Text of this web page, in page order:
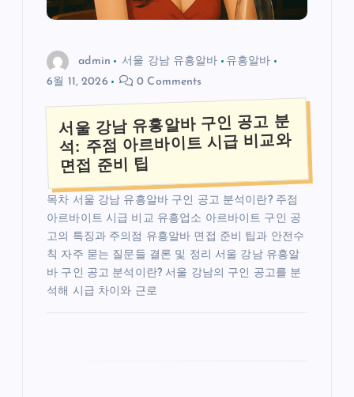
admin 서울 강남 유흥알바
유흥알바
6월 11, 2026
0 Comments
서울 강남 유흥알바 구인 공고 분
석: 주점 아르바이트 시급 비교와
면접 준비 팁
목차 서울 강남 유흥알바 구인 공고 분석이란? 주점
아르바이트 시급 비교 유흥업소 아르바이트 구인 공
고의 특징과 주의점 유흥알바 면접 준비 팁과 안전수
칙 자주 묻는 질문들 결론 및 정리 서울 강남 유흥알
바 구인 공고 분석이란? 서울 강남의 구인 공고를 분
석해 시급 차이와 근로